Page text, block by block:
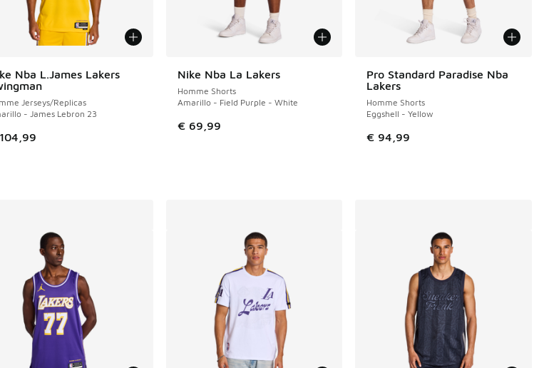
Nba L.James Lakers
Jerseys/Replicas
- James Lebron 23
Nike Nba La Lakers
Homme Shorts
Amarillo - Field Purple - White
€ 69,99
Pro Standard Paradise Nba
Lakers
Homme Shorts
Eggshell - Yellow
€ 94,99